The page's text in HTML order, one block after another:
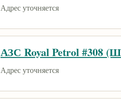
Адрес уточняется
АЗС Royal Petrol #308
Адрес уточняется